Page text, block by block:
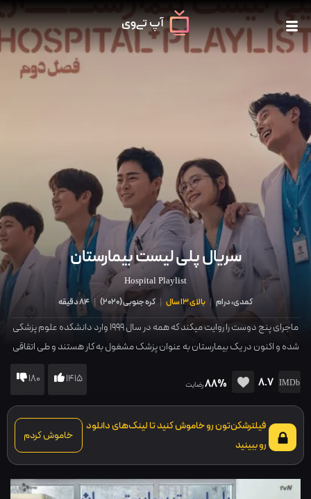
سریال پلی لیست بیمارستان
Hospital Playlist
کمدی، درام | بالای 13 سال | کره جنوبی(
2020
)
|
ماجرای پنج دوست را روایت میکند که همه در سال 1999 وارد دانشکده علوم پزشکی
شده و اکنون در یک بیمارستان به عنوان پزشک مشغول به کار هستند و طی اتقاقی
8.7
88%رضایت 1415
180
فیلترشکن‌تون رو خاموش کنید تا لینک‌های دانلود
رو ببینید
خاموش کردم